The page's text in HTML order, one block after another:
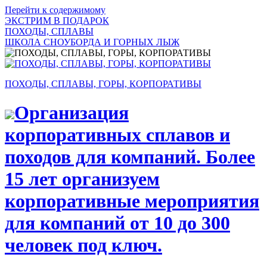
Перейти к содержимому
ЭКСТРИМ В ПОДАРОК
ПОХОДЫ, СПЛАВЫ
ШКОЛА СНОУБОРДА И ГОРНЫХ ЛЫЖ
ПОХОДЫ, СПЛАВЫ, ГОРЫ, КОРПОРАТИВЫ
Организация
корпоративных сплавов и
походов для компаний. Более
15 лет организуем
корпоративные мероприятия
для компаний от 10 до 300
человек под ключ.